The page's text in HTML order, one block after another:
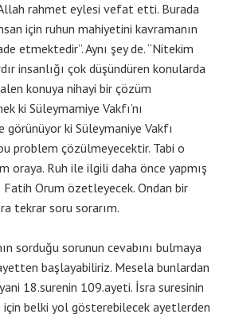
Allah rahmet eylesi vefat etti. Burada
için ruhun mahiyetini kavramanın
etmektedir”. Aynı şey de. “Nitekim
insanlığı çok düşündüren konularda
konuya nihayi bir çözüm
ki Süleymamiye Vakfı’nı
görünüyor ki Süleymaniye Vakfı
problem çözülmeyecektir. Tabi o
oraya. Ruh ile ilgili daha önce yapmış
Fatih Orum özetleyecek. Ondan bir
tekrar soru sorarım.
sorduğu sorunun cevabını bulmaya
başlayabiliriz. Mesela bunlardan
18.surenin 109.ayeti. İsra suresinin
belki yol gösterebilecek ayetlerden